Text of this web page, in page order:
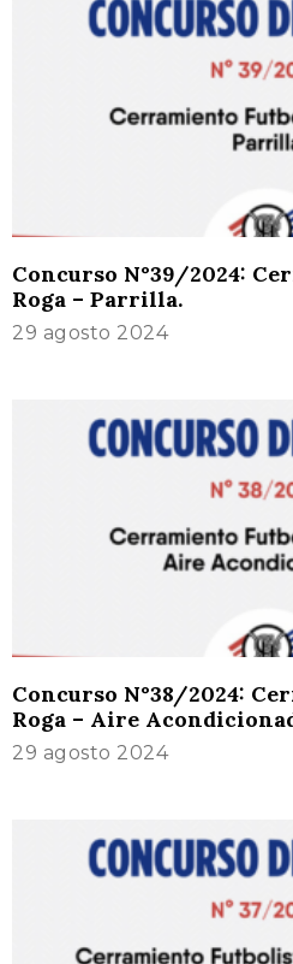
Concurso N°39/2024:
Roga – Parrilla.
29 agosto 2024
Concurso N°38/2024:
Roga – Aire
29 agosto 2024